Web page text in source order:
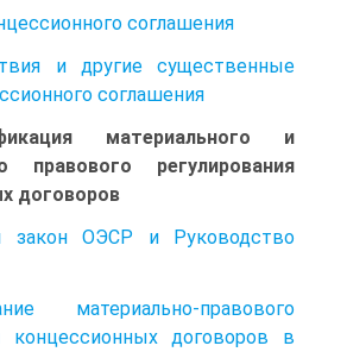
соглашения
и другие существенные
соглашения
материального и
правового регулирования
договоров
закон ОЭСР и Руководство
материально-правового
концессионных договоров в